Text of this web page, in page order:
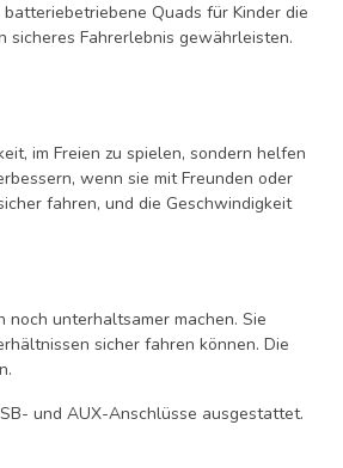
Quads für Kinder die
sicheres Fahrerlebnis gewährleisten.
im Freien zu spielen, sondern helfen
wenn sie mit Freunden oder
fahren, und die Geschwindigkeit
unterhaltsamer machen. Sie
sicher fahren können. Die
und AUX-Anschlüsse ausgestattet.